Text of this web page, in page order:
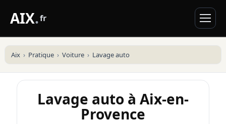
AIX.fr
Aix Pratique Voiture Lavage auto
Lavage auto à Aix-en-
Provence